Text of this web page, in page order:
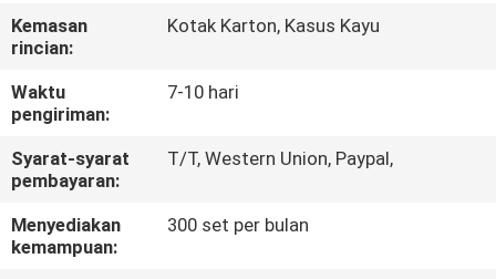
HUBUNGI
KAMI
BERITA
KASUS
Kemasan
rincian:
Kotak Karton, Kasus Kayu
Waktu
pengiriman:
7-10 hari
Syarat-syarat
pembayaran:
T/T, Western Union, Paypal,
Menyediakan
kemampuan:
300 set per bulan